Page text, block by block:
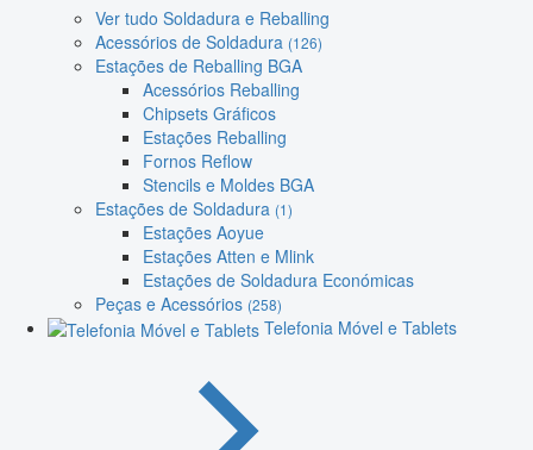
Ver tudo Soldadura e Reballing
Acessórios de Soldadura (126)
Estações de Reballing BGA
Acessórios Reballing
Chipsets Gráficos
Estações Reballing
Fornos Reflow
Stencils e Moldes BGA
Estações de Soldadura (1)
Estações Aoyue
Estações Atten e Mlink
Estações de Soldadura Económicas
Peças e Acessórios (258)
Telefonia Móvel e Tablets